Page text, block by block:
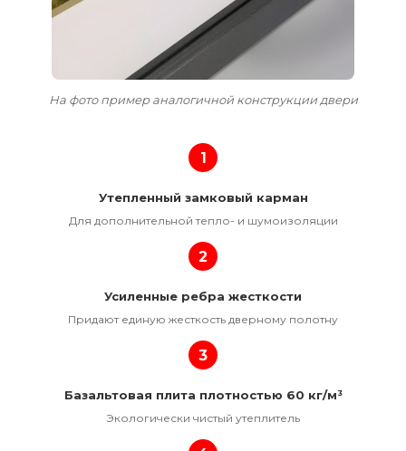
На фото пример аналогичной конструкции двери
1
Утепленный замковый карман
Для дополнительной тепло- и шумоизоляции
2
Усиленные ребра жесткости
Придают единую жесткость дверному полотну
3
Базальтовая плита плотностью 60 кг/м³
Экологически чистый утеплитель